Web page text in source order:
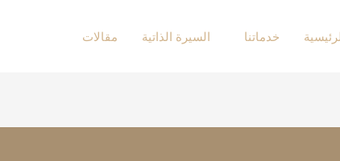
خدماتنا السيرة الذاتية مقالات